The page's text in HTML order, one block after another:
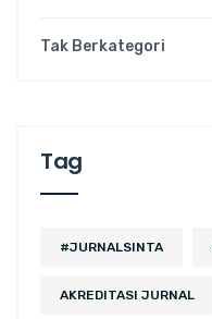
Tak Berkategori
Tag
#JURNALSINTA
AKREDITASI JURNAL